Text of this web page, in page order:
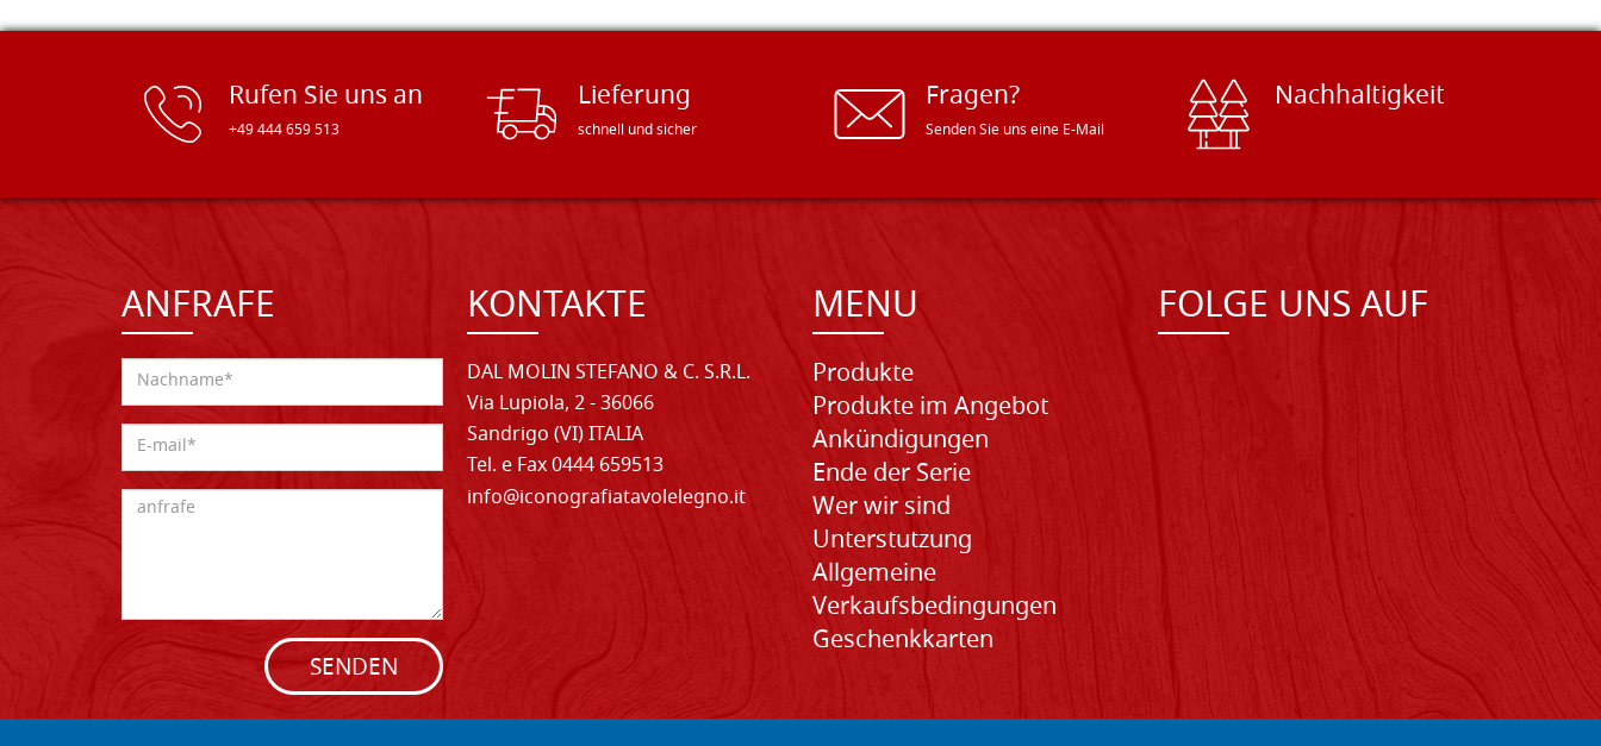
Rufen Sie uns an
+49 444 659 513
Lieferung
schnell und sicher
Fragen?
Senden Sie uns eine E-Mail
Nachhaltigkeit
ANFRAFE
SENDEN
KONTAKTE
DAL MOLIN STEFANO & C. S.R.L.
Via Lupiola, 2 - 36066
Sandrigo (VI) ITALIA
Tel. e Fax 0444 659513
info@iconografiatavolelegno.it
MENU
Produkte
Produkte im Angebot
Ankündigungen
Ende der Serie
Wer wir sind
Unterstutzung
Allgemeine
Verkaufsbedingungen
Geschenkkarten
FOLGE UNS AUF